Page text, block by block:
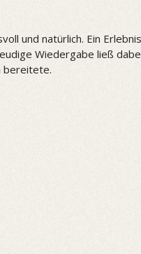
und natürlich. Ein
Wiedergabe ließ
bereitete.